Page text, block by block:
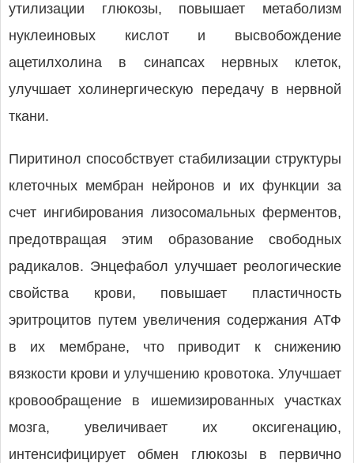
утилизации глюкозы, повышает метаболизм
нуклеиновых кислот и высвобождение
ацетилхолина в синапсах нервных клеток,
улучшает холинергическую передачу в нервной
ткани.
Пиритинол способствует стабилизации структуры
клеточных мембран нейронов и их функции за
счет ингибирования лизосомальных ферментов,
предотвращая этим образование свободных
радикалов. Энцефабол улучшает реологические
свойства крови, повышает пластичность
эритроцитов путем увеличения содержания АТФ
в их мембране, что приводит к снижению
вязкости крови и улучшению кровотока. Улучшает
кровообращение в ишемизированных участках
мозга, увеличивает их оксигенацию,
интенсифицирует обмен глюкозы в первично